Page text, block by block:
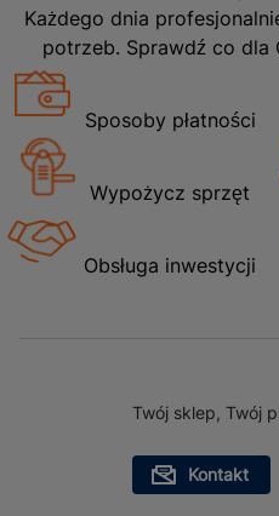
Każdego dnia
potrzeb. Sprawdź co dla
Sposoby płatności
Wypożycz sprzęt
Obsługa inwestycji
Twój sklep, Twój
Kontakt